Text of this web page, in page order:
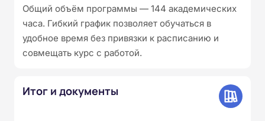
Общий объём программы — 144 академических
часа. Гибкий график позволяет обучаться в
удобное время без привязки к расписанию и
совмещать курс с работой.
Итог и документы